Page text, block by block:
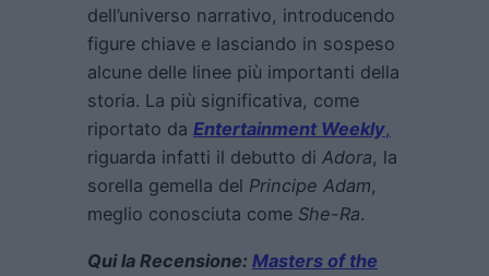
dell’universo narrativo, introducendo
figure chiave e lasciando in sospeso
alcune delle linee più importanti della
storia. La più significativa, come
riportato da Entertainment Weekly,
riguarda infatti il debutto di Adora, la
sorella gemella del Principe Adam,
meglio conosciuta come She-Ra.
Qui la Recensione: Masters of the